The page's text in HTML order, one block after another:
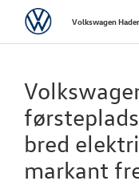
VolkswagenVolkswagen
bred
markant